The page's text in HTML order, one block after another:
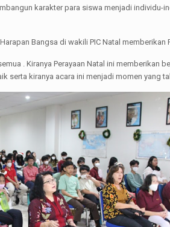
karakter para siswa menjadi
Bangsa di wakili PIC Natal
. Kiranya Perayaan Natal ini memberikan
serta kiranya acara ini menjadi momen yang